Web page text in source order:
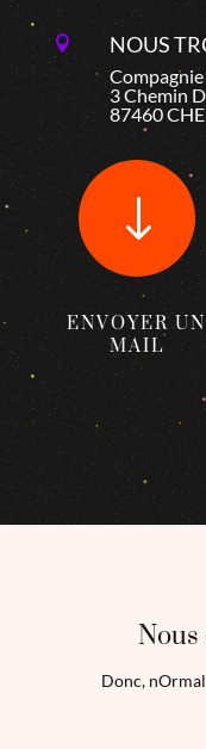
 NOUS
3 Chemin
87460
"
ENVOYER UN
MAIL
Donc,